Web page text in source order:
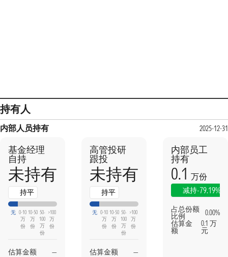
持有人
内部人员持有 2025-12-31
基金经理
自持
未持有
持平
无 0-10
万
份
10-50
万
份
50-
100
万
份
>100
万
份
估算金额 —
高管投研
跟投
未持有
持平
无 0-10
万
份
10-50
万
份
50-
100
万
份
>100
万
份
估算金额 —
内部员工
持有
0.1 万份
减持-79.19%
占总份额
比例
0.00%
估算金
额
0.1 万
元